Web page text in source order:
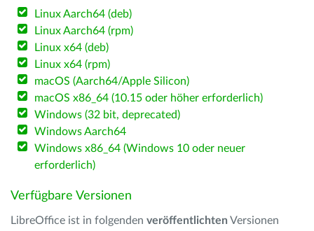
Linux Aarch64 (deb)
Linux Aarch64 (rpm)
Linux x64 (deb)
Linux x64 (rpm)
macOS (Aarch64/Apple Silicon)
macOS x86_64 (10.15 oder höher erforderlich)
Windows (32 bit, deprecated)
Windows Aarch64
Windows x86_64 (Windows 10 oder neuer
erforderlich)
Verfügbare Versionen
LibreOffice ist in folgenden veröffentlichten Versionen